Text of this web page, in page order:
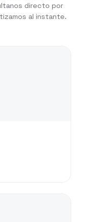
directo por
al instante.